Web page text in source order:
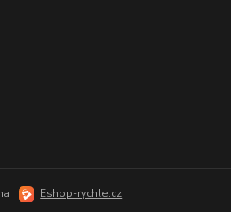
Eshop-rychle.cz